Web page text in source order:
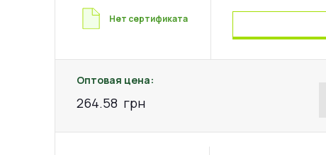
Нет сертификата
Оптовая цена:
264.58 грн